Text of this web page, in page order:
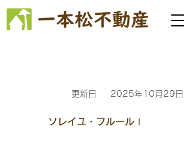
更新日 2025年10月29日
ソレイユ・フルールⅠ